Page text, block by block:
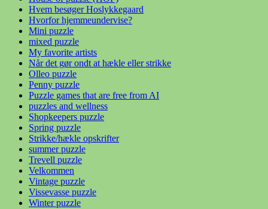
Hvem besøger Hoslykkegaard
Hvorfor hjemmeundervise?
Mini puzzle
mixed puzzle
My favorite artists
Når det gør ondt at hækle eller strikke
Olleo puzzle
Penny puzzle
Puzzle games that are free from AI
puzzles and wellness
Shopkeepers puzzle
Spring puzzle
Strikke/hækle opskrifter
summer puzzle
Trevell puzzle
Velkommen
Vintage puzzle
Vissevasse puzzle
Winter puzzle